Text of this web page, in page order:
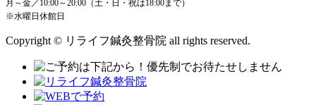
月～金／10:00～20:00（土・日・祝は18:00まで）
※水曜日休館日
Copyright © リライフ鍼灸整骨院 all rights reserved.